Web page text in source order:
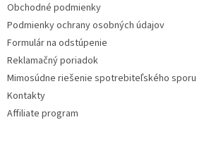
p
y
Obchodné podmienky
Podmienky ochrany osobných údajov
Formulár na odstúpenie
Reklamačný poriadok
Mimosúdne riešenie spotrebiteľského sporu
Kontakty
Affiliate program